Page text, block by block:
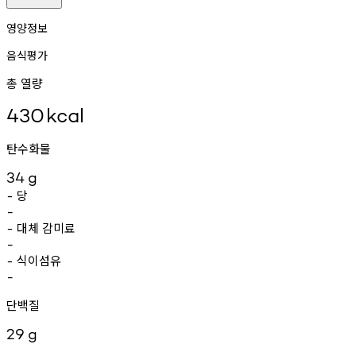
영양정보
음식평가
총 열량
430kcal
탄수화물
34 g
- 당
-
- 대체 감미료
-
- 식이섬유
-
단백질
29 g